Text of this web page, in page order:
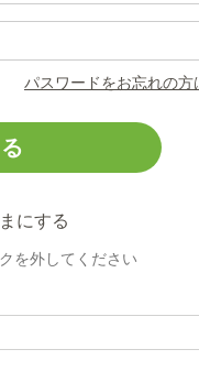
パスワードをお忘れの方
にする
を外してください